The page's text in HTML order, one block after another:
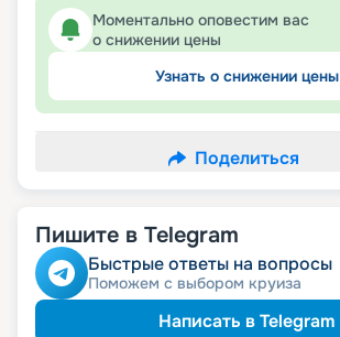
Моментально оповестим вас
о снижении цены
Узнать о снижении цены
Поделиться
Пишите в Telegram
Быстрые ответы на вопросы
Поможем с выбором круиза
Написать в Telegram